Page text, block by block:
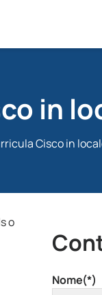
in
Cisco in
o
Nome(*)